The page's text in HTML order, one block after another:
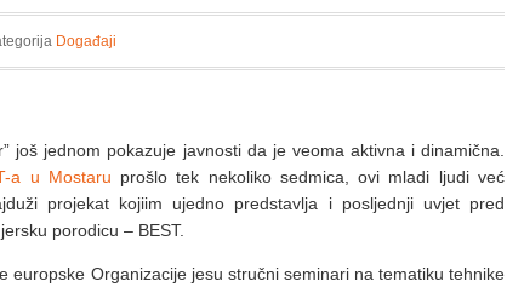
Događaji
još jednom pokazuje javnosti da je veoma aktivna i dinamična.
a u Mostaru prošlo tek nekoliko sedmica, ovi mladi ljudi već
projekat kojiim ujedno predstavlja i posljednji uvjet pred
porodicu – BEST.
europske Organizacije jesu stručni seminari na tematiku tehnike